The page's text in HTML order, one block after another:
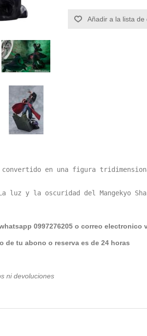
Añadir a la lista de
convertido en una figura
luz y la oscuridad del Mangekyo
0997276205 o correo electronico
de tu abono o reserva es de 24 horas
ni devoluciones